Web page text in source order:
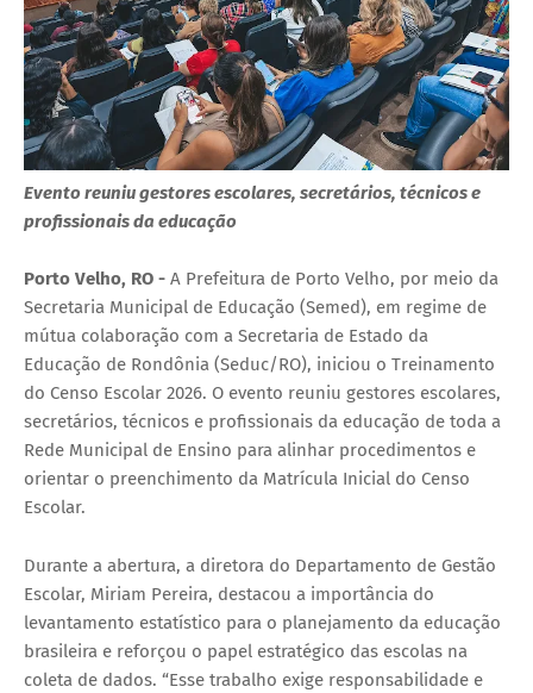
Evento reuniu gestores escolares, secretários, técnicos e
profissionais da educação
Porto Velho, RO - A Prefeitura de Porto Velho, por meio da
Secretaria Municipal de Educação (Semed), em regime de
mútua colaboração com a Secretaria de Estado da
Educação de Rondônia (Seduc/RO), iniciou o Treinamento
do Censo Escolar 2026. O evento reuniu gestores escolares,
secretários, técnicos e profissionais da educação de toda a
Rede Municipal de Ensino para alinhar procedimentos e
orientar o preenchimento da Matrícula Inicial do Censo
Escolar.
Durante a abertura, a diretora do Departamento de Gestão
Escolar, Miriam Pereira, destacou a importância do
levantamento estatístico para o planejamento da educação
brasileira e reforçou o papel estratégico das escolas na
coleta de dados. “Esse trabalho exige responsabilidade e